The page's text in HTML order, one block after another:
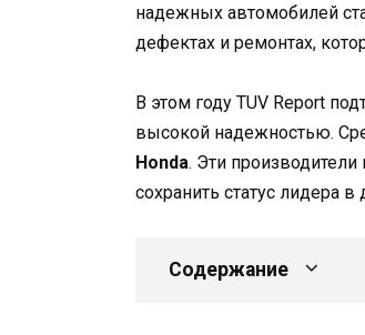
надежных автомобилей
дефектах и ремонтах,
В этом году TUV Report
высокой надежностью.
Honda. Эти
сохранить статус лидера в
Содержание